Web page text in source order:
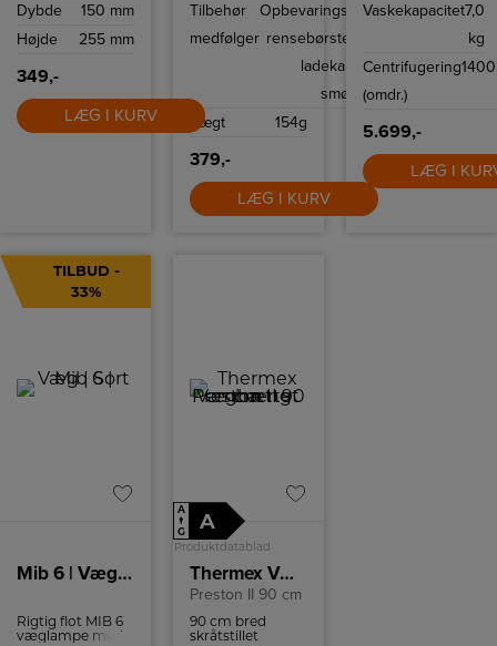
lukning. Holder
timer og kold i 24
Dybde
150 mm
Højde
255 mm
349,-
LÆG I KURV
3 års garanti.
Tilbehør
medfølger
Opbevaringstaske,
rensebørste, USB
ladekabel og
smøreolie
Vægt
154g
379,-
LÆG I KURV
Vaskekapacitet7,0
kg
Centrifugering
(omdr.)
1400
5.699,-
LÆG I
TILBUD -
33%
Mib 6 | Væg | Sort
Rigtig flot MIB 6
væglampe med
A
↑
G
A
Produktdatablad
Thermex Væghængt emhætte
Preston II 90 cm
90 cm bred
skråtstillet